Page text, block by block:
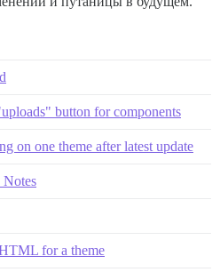
button for components
on one theme after latest update
Notes
for a theme